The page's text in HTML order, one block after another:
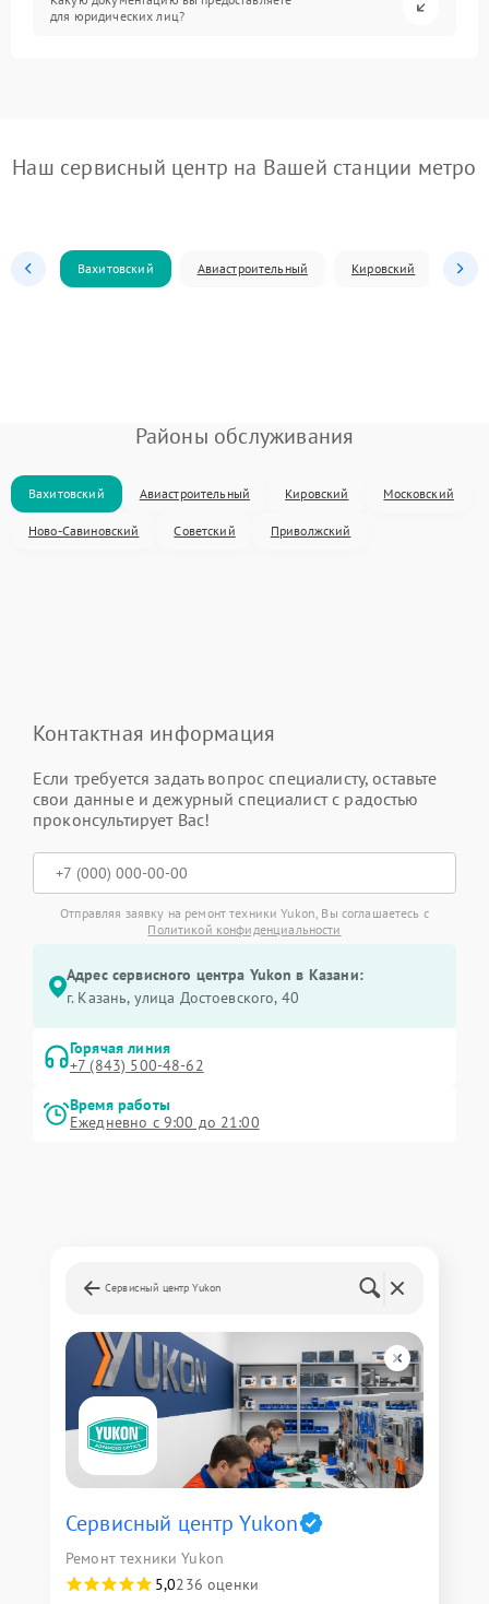
для юридических лиц?
Наш сервисный центр на Вашей станции метро
Вахитовский Авиастроительный Кировский
Районы обслуживания
Вахитовский Авиастроительный Кировский Московский
Ново-Савиновский Советский Приволжский
Контактная информация
Если требуется задать вопрос специалисту, оставьте
свои данные и дежурный специалист с радостью
проконсультирует Вас!
Отправляя заявку на ремонт техники Yukon, Вы соглашаетесь с
Политикой конфиденциальности
Адрес сервисного центра Yukon в Казани:
г. Казань, улица Достоевского, 40
Горячая линия
+7 (843) 500-48-62
Время работы
Ежедневно с 9:00 до 21:00
Сервисный центр Yukon
Сервисный центр Yukon
Ремонт техники Yukon
5,0236 оценки